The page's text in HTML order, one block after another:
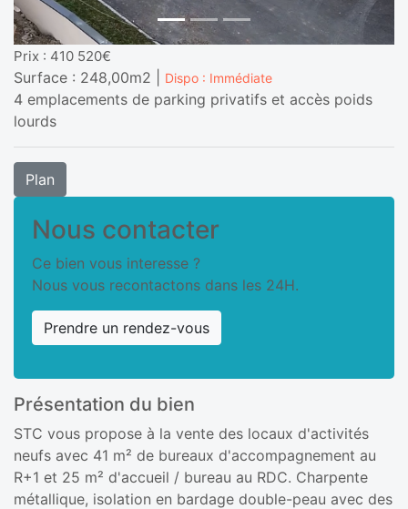
Prix : 410 520€
Surface : 248,00m2 | Dispo : Immédiate
4 emplacements de parking privatifs et accès poids
lourds
Plan
Nous contacter
Ce bien vous interesse ?
Nous vous recontactons dans les 24H.
Prendre un rendez-vous
Présentation du bien
STC vous propose à la vente des locaux d'activités
neufs avec 41 m² de bureaux d'accompagnement au
R+1 et 25 m² d'accueil / bureau au RDC. Charpente
métallique, isolation en bardage double-peau avec des